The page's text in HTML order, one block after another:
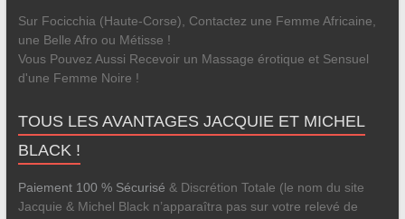
Sur Focicchia (Haute-Corse), Contactez une Femme Africaine,
une Belle Afro ou Métisse !
Vous Pouvez Aussi Recevoir un Massage érotique et Sensuel
d'une Femme Noire !
TOUS LES AVANTAGES JACQUIE ET MICHEL
BLACK !
Paiement 100 % Sécurisé & Discrétion Totale (le nom du site
Jacquie & Michel Black n’apparaîtra pas sur votre relevé de